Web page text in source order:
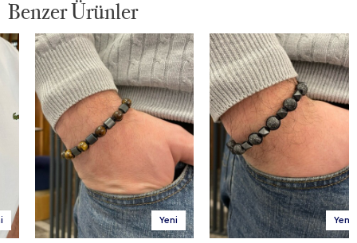
Benzer Ürünler
Yeni Yeni